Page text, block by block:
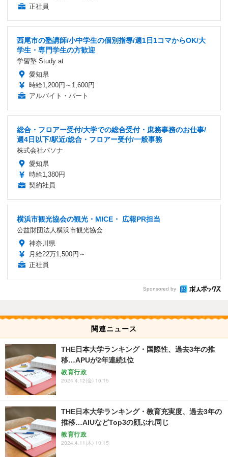
正社員
西尾市の塾講師/小中学生の個別指導/週1日1コマからOK/大
学生・専門学生の方歓迎
学習塾 Study at
愛知県
時給1,200円～1,600円
アルバイト・パート
総合・フロアー受付/大学での総合受付・庶務事務のお仕事/
週4日以下/駅近/総合・フロアー受付/一般事務
株式会社パソナ
愛知県
時給1,380円
契約社員
横浜市観光協会の観光・MICE・ 広報PR担当
公益財団法人横浜市観光協会
神奈川県
月給22万1,500円～
正社員
Sponsored by
関連ニュース
THE日本大学ランキング・国際性、過去3年の推
移…APUが2年連続1位
教育行政
2024.4.12(金) 10:15
THE日本大学ランキング・教育充実度、過去3年の
推移…AIUなどTop3の顔ぶれ同じ
教育行政
2024.4.11(木) 10:15